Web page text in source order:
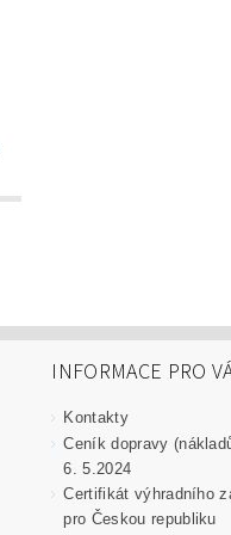
INFORMACE PRO
Kontakty
Ceník dopravy
6. 5.2024
Certifikát výhradního
pro Českou republiku